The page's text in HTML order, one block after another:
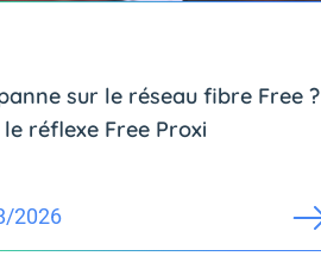
sur le réseau fibre Free ?
le réflexe Free Proxi
2026